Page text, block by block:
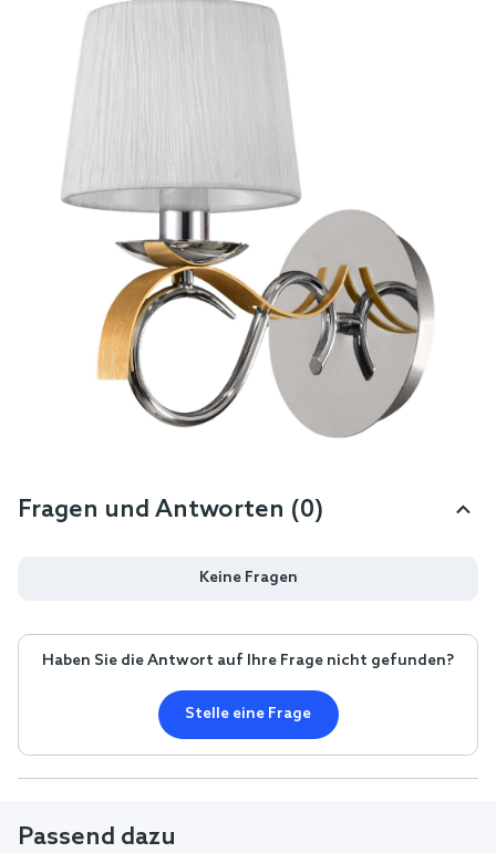
Fragen und Antworten (0)
Keine Fragen
Haben Sie die Antwort auf Ihre Frage nicht gefunden?
Stelle eine Frage
Passend dazu